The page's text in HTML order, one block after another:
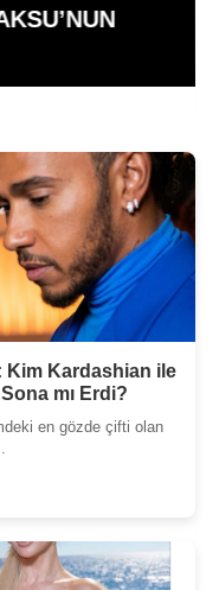
Acı
Kim Kardashian ile
mı Erdi?
en gözde çifti olan